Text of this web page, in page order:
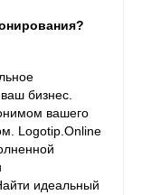
бизнес.
вашего
Logotip.Online
идеальный